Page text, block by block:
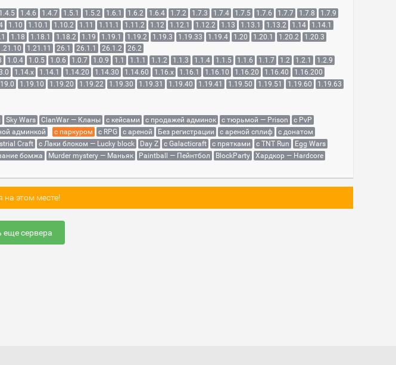
1.4.5 1.4.6 1.4.7 1.5.1 1.5.2 1.6.1 1.6.2 1.6.4 1.7.2 1.7.3 1.7.4 1.7.5 1.7.6 1.7.7 1.7.8
1.7.9
1.10 1.10.1 1.10.2 1.11 1.11.1 1.11.2 1.12 1.12.1 1.12.2 1.13 1.13.1 1.13.2 1.14
1.14.1
1.18 1.18.1 1.18.2 1.19 1.19.1 1.19.2 1.19.3 1.19.33 1.19.4 1.20 1.20.1 1.20.2
1.20.3
1.21.11 26.1 26.1.1 26.1.2 26.2
1.0.4 1.0.5 1.0.6 1.0.7 1.0.9 1.1 1.1.1 1.1.2 1.1.3 1.1.4 1.1.5 1.1.6 1.1.7 1.2 1.2.1
1.2.9
1.14.x 1.14.1 1.14.20 1.14.30 1.14.60 1.16.x 1.16.1 1.16.10 1.16.20 1.16.40
1.16.200
1.19.10 1.19.20 1.19.22 1.19.30 1.19.31 1.19.40 1.19.41 1.19.50 1.19.51 1.19.60
1.19.63
Sky Wars ClanWar — Кланы с кейсами с продажей админок с тюрьмой — Prison
с PvP
админкой с паркуром с RPG с ареной Без регистрации с ареной сплиф
с донатом
Craft с Лаки блоком — Lucky block Day Z с Galacticraft с прятками с TNT Run
Egg Wars
бомжа Murder mystery — Маньяк Paintball — Пейнтбол BlockParty
Хардкор — Hardcore
этом месте!
еще сервера